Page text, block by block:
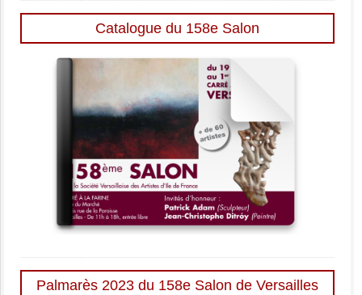
Catalogue du 158e Salon
Palmarès 2023 du 158e Salon de Versailles